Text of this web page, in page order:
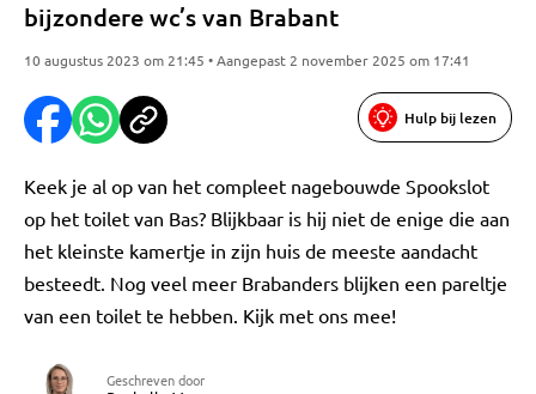
bijzondere wc’s van Brabant
10 augustus 2023 om 21:45 • Aangepast 2 november 2025 om 17:41
Hulp bij lezen
Keek je al op van het compleet nagebouwde Spookslot
op het toilet van Bas? Blijkbaar is hij niet de enige die aan
het kleinste kamertje in zijn huis de meeste aandacht
besteedt. Nog veel meer Brabanders blijken een pareltje
van een toilet te hebben. Kijk met ons mee!
Geschreven door